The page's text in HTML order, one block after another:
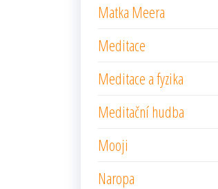
Matka Meera
Meditace
Meditace a fyzika
Meditační hudba
Mooji
Naropa